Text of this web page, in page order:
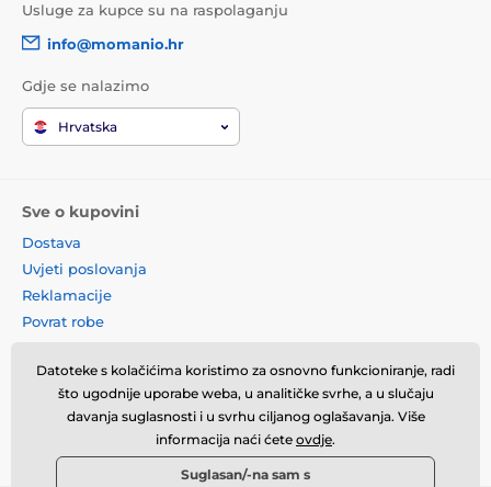
Usluge za kupce su na raspolaganju
info@momanio.hr
Gdje se nalazimo
Hrvatska
Sve o kupovini
Dostava
Uvjeti poslovanja
Reklamacije
Povrat robe
Načela o korištenju kolačića
Kontaktne informacije
Informacije o obradi osobnih
Datoteke s kolačićima koristimo za osnovno funkcioniranje, radi
što ugodnije uporabe weba, u analitičke svrhe, a u slučaju
davanja suglasnosti i u svrhu ciljanog oglašavanja. Više
informacija naći ćete ovdje.
Suglasan/-na sam s